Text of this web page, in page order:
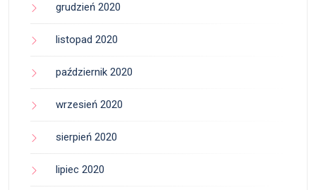
grudzień 2020
listopad 2020
październik 2020
wrzesień 2020
sierpień 2020
lipiec 2020